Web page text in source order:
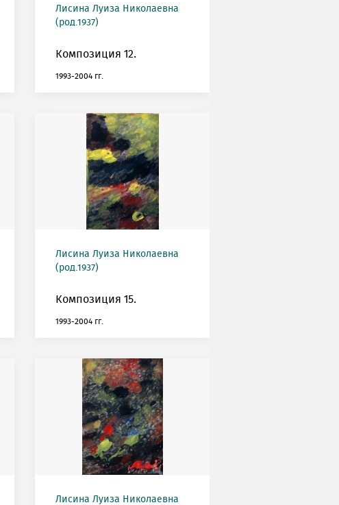
Лисина Луиза Николаевна
(род.1937)
Композиция 12.
1993-2004 гг.
Лисина Луиза Николаевна
(род.1937)
Композиция 15.
1993-2004 гг.
Лисина Луиза Николаевна